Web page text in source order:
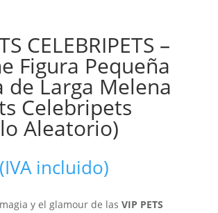
CELEBRIPETS –
Figura Pequeña
de Larga Melena
Celebripets
Aleatorio)
(IVA incluido)
y el glamour de las VIP PETS